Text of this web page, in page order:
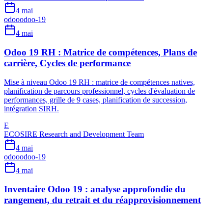
4 mai
odooodoo-19
4 mai
Odoo 19 RH : Matrice de compétences, Plans de
carrière, Cycles de performance
Mise à niveau Odoo 19 RH : matrice de compétences natives,
planification de parcours professionnel, cycles d'évaluation de
performances, grille de 9 cases, planification de succession,
intégration SIRH.
E
ECOSIRE Research and Development Team
4 mai
odooodoo-19
4 mai
Inventaire Odoo 19 : analyse approfondie du
rangement, du retrait et du réapprovisionnement